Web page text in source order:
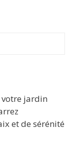
jardin
et de sérénité